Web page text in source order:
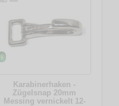
Karabinerhaken -
Zügelsnap 20mm
Messing vernickelt 12-